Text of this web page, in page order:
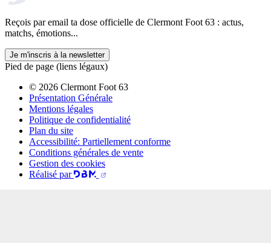
Reçois par email ta dose officielle de Clermont Foot 63 : actus,
matchs, émotions...
Je m'inscris à la newsletter
Pied de page (liens légaux)
© 2026 Clermont Foot 63
Présentation Générale
Mentions légales
Politique de confidentialité
Plan du site
Accessibilité: Partiellement conforme
Conditions générales de vente
Gestion des cookies
Réalisé par